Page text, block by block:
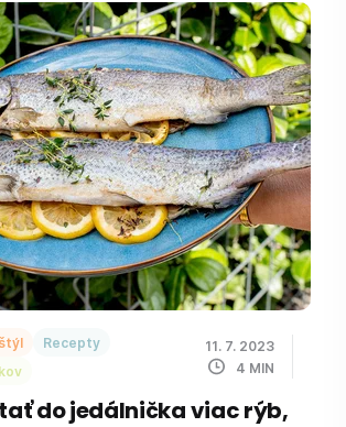
Recepty
11. 7. 2023
4 MIN
do jedálnička viac rýb,